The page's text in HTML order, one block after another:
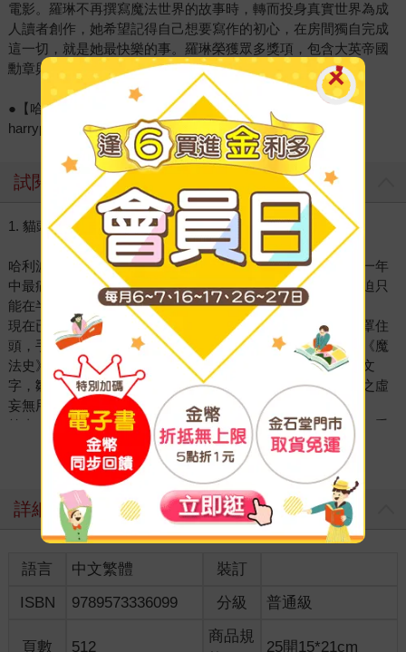
電影。羅琳不再撰寫魔法世界的故事時，轉而投身真實世界為成
人讀者創作，她希望記得自己想要寫作的初心，在房間獨自完成
這一切，就是她最快樂的事。羅琳榮獲眾多獎項，包含大英帝國
勳章與名譽勳位、藍彼得金徽章。現與家人居於蘇格蘭。
●【哈利波特九又四分之三月台】中文官網：
harrypotter.crown.com.tw
試閱
1. 貓頭鷹郵件
哈利波特在多方面來說都是個很不尋常的男孩。比方說，他一年
中最痛恨的就是暑假。還有呢，他真的好想寫功課，但卻被迫只
能在半夜裡爬起來偷寫。而且，他剛好是名巫師。
現在已將近午夜，哈利趴在床上，把棉被撐起來像帳篷似地罩住
頭，手裡握著手電筒，將一本皮面大書（芭蒂達．巴沙特的《魔
法史》）攤開來擱在枕邊。哈利用老鷹羽毛筆尖滑過一行行文
字，皺著眉頭為他要寫的文章〈試論十四世紀焚燒女巫行動之虛
妄無用〉尋找可用的資料。
筆尖在一段看來可能有用的段落前停下來，哈利推推眼鏡，把手
電筒湊到書前，開始閱讀：
不會魔法的人（俗稱麻瓜）在中世紀時期特別畏懼魔法，但卻不
善於辨識真偽。即使麻瓜能在極罕見的情況下，抓到一名真正的
女巫或是男巫，焚燒這種刑罰對他們來說仍是毫無用處可言。這
名女巫或是男巫只要施一個最簡單的凍火咒，就可以一面假裝痛
得尖叫，一面享受那種輕柔、酥麻的感覺。事實上，怪人溫德琳
被抓了至少四十七次之多。
哈利咬住筆，把手探到枕頭下，取出他的墨水瓶和一捲羊皮紙。
看更多
詳細資料
語言 中文繁體
裝訂
ISBN
9789573336099 分級 普通級
頁數 512
商品規
25開15*21cm